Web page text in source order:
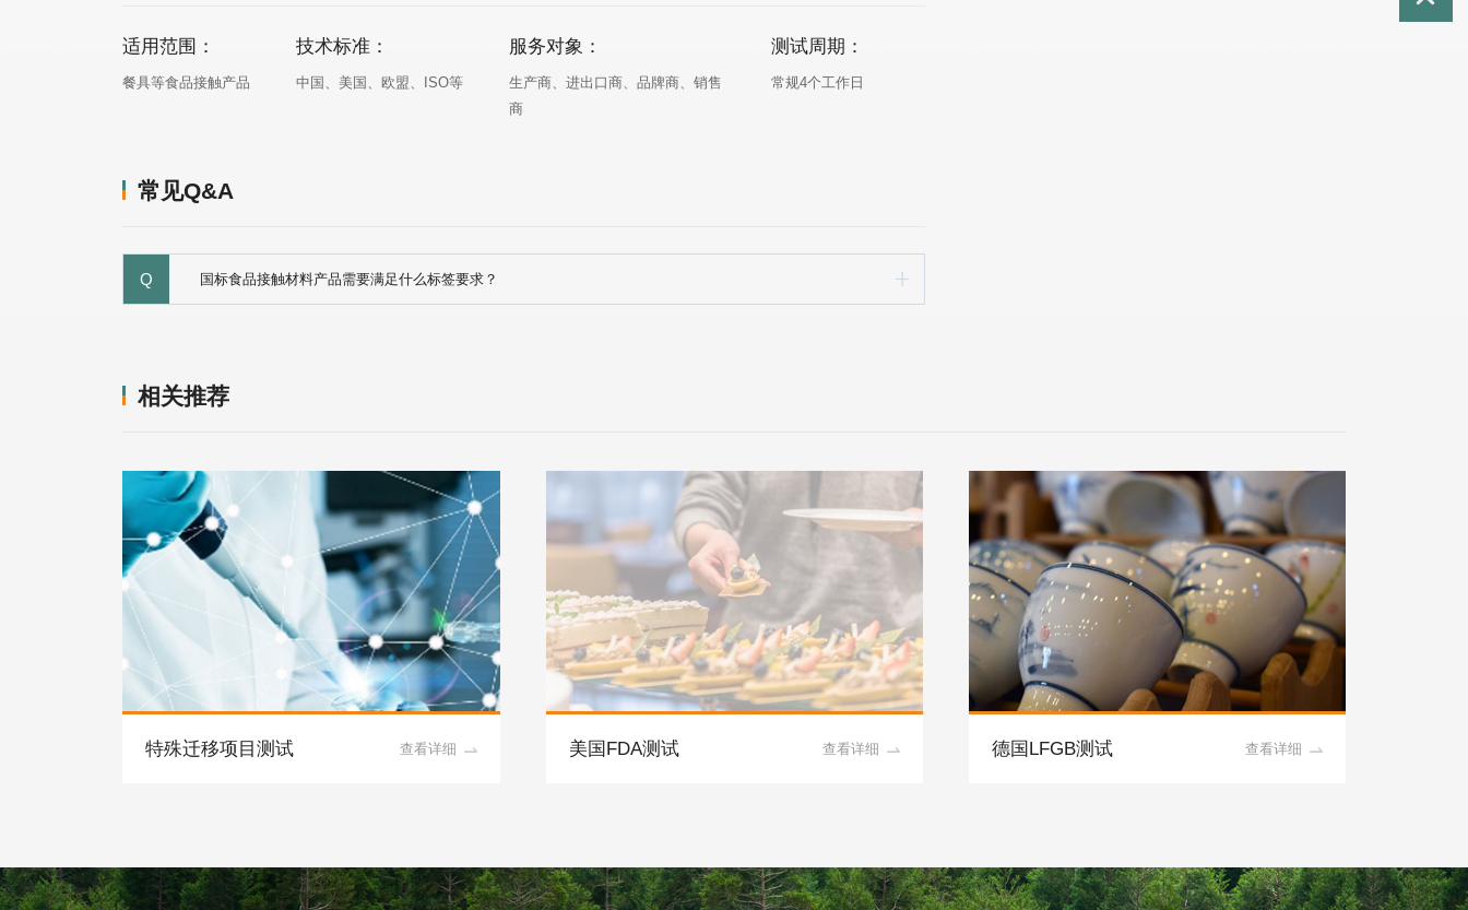
适用范围：
餐具等食品接触产品
技术标准：
中国、美国、欧盟、ISO等
服务对象：
商
测试周期：
常规4个工作日
常见Q&A
Q 国标食品接触材料产品需要满足什么标签要求？
相关推荐
特殊迁移项目测试 查看详细 美国FDA测试 查看详细 德国LFGB测试 查看详细